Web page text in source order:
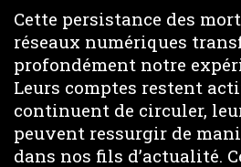
Cette persistance des
réseaux numériques
profondément notre
Leurs comptes restent
continuent de circuler,
peuvent ressurgir de
dans nos fils d’actualité.